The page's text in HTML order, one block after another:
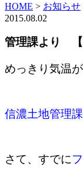
HOME > お知らせ
2015.08.02
管理課より 【
めっきり気温
信濃土地管理
さて、すでに